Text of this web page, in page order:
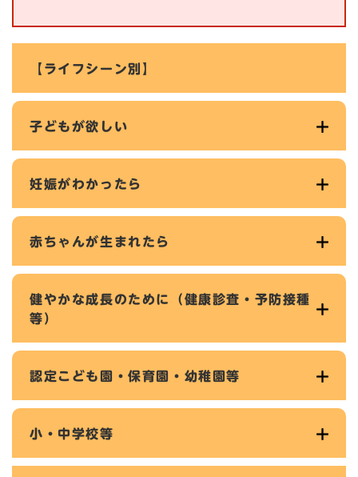
【ライフシーン別】
子どもが欲しい
妊娠がわかったら
赤ちゃんが生まれたら
健やかな成長のために（健康診査・予防接種
等）
認定こども園・保育園・幼稚園等
小・中学校等